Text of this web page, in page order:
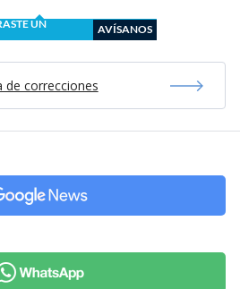
UN
AVÍSANOS
de correcciones